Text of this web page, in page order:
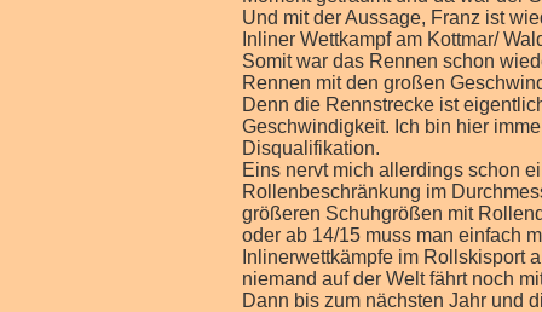
Und mit der Aussage, Franz ist
Inliner Wettkampf am Kottmar/
Somit war das Rennen schon
Rennen mit den großen
Denn die Rennstrecke ist
Geschwindigkeit. Ich bin hier
Disqualifikation.
Eins nervt mich allerdings schon
Rollenbeschränkung im
größeren Schuhgrößen mit
oder ab 14/15 muss man einfach
Inlinerwettkämpfe im Rollskisport
niemand auf der Welt fährt noch
Dann bis zum nächsten Jahr und